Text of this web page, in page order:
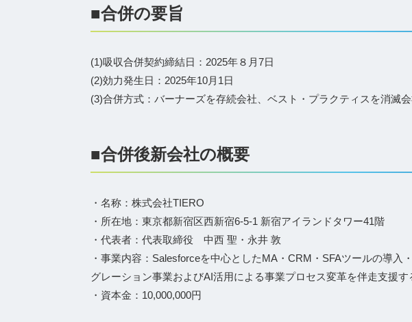
■合併の要旨
(1)吸収合併契約締結日：2025年８月7日
(2)効力発生日：2025年10月1日
(3)合併方式：バーナーズを存続会社、ベスト・プラクティスを消滅
■合併後新会社の概要
・名称：株式会社TIERO
・所在地：東京都新宿区西新宿6-5-1 新宿アイランドタワー41階
・代表者：代表取締役 中西 聖・永井 敦
・事業内容：Salesforceを中心としたMA・CRM・SFAツールの導入
グレーション事業およびAI活用による事業プロセス変革を伴走支援
・資本金：10,000,000円